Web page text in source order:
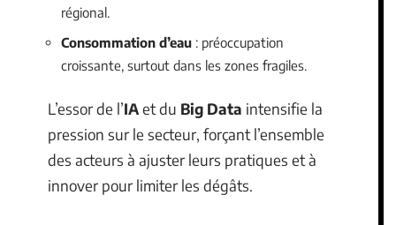
régional.
Consommation d’eau : préoccupation
croissante, surtout dans les zones fragiles.
L’essor de l’IAet du Big Data intensifie la
pression sur le secteur, forçant l’ensemble
des acteurs à ajuster leurs pratiques et à
innover pour limiter les dégâts.